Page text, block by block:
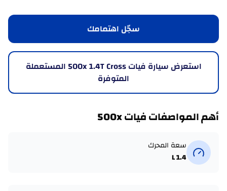
سجّل اهتمامك
استعرض سيارة فيات 500x 1.4T Cross المستعملة
المتوفرة
أهم المواصفات فيات 500x
سعة المحرك
1.4 L